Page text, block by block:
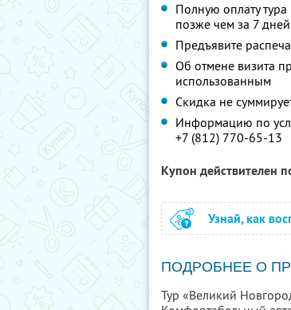
Полную оплату
позже чем за 7
Предъявите
Об отмене визита
использованным
Скидка не
Информацию по
+7 (812) 770-65-13
Купон действителен
Узнай, как
ПОДРОБНЕЕ О
Тур «Великий